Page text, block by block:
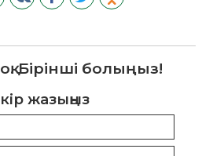
Бірінші болыңыз!
жазыңыз